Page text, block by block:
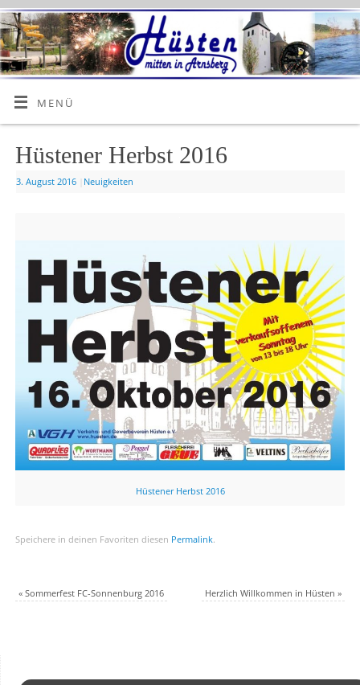
MENÜ
Hüstener Herbst 2016
3. August 2016 Neuigkeiten
Hüstener Herbst 2016
Speichere in deinen Favoriten diesen Permalink.
«Sommerfest FC-Sonnenburg 2016 Herzlich Willkommen in Hüsten»